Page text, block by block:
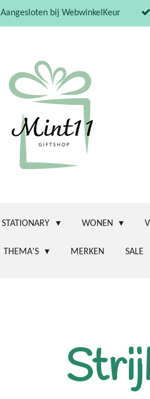
Aangesloten bij WebwinkelKeur
STATIONARY WONEN
THEMA'S MERKEN SALE